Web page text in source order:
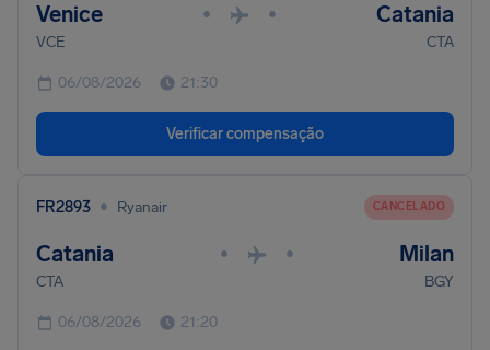
Venice • • Catania
VCE CTA
06/08/2026 21:30
Verificar compensação
FR2893 • Ryanair CANCELADO
Catania • • Milan
CTA BGY
06/08/2026 21:20